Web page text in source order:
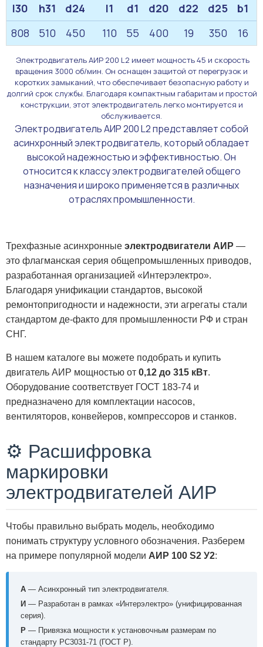
l30 h31 d24 l1 d1 d20 d22 d25 b1
808
510 450 110 55 400 19 350 16
Электродвигатель АИР 200 L2 имеет мощность 45 и скорость
вращения 3000 об/мин. Он оснащен защитой от перегрузок и
коротких замыканий, что обеспечивает безопасную работу и
долгий срок службы. Благодаря компактным габаритам и простой
конструкции, этот электродвигатель легко монтируется и
обслуживается.
Электродвигатель АИР 200 L2 представляет собой
асинхронный электродвигатель, который обладает
высокой надежностью и эффективностью. Он
относится к классу электродвигателей общего
назначения и широко применяется в различных
отраслях промышленности.
Трехфазные асинхронные электродвигатели АИР —
это флагманская серия общепромышленных приводов,
разработанная организацией «Интерэлектро».
Благодаря унификации стандартов, высокой
ремонтопригодности и надежности, эти агрегаты стали
стандартом де-факто для промышленности РФ и стран
СНГ.
В нашем каталоге вы можете подобрать и купить
двигатель АИР мощностью от 0,12 до 315 кВт.
Оборудование соответствует ГОСТ 183-74 и
предназначено для комплектации насосов,
вентиляторов, конвейеров, компрессоров и станков.
⚙️ Расшифровка
маркировки
электродвигателей АИР
Чтобы правильно выбрать модель, необходимо
понимать структуру условного обозначения. Разберем
на примере популярной модели АИР 100 S2 У2:
А — Асинхронный тип электродвигателя.
И — Разработан в рамках «Интерэлектро» (унифицированная
серия).
Р — Привязка мощности к установочным размерам по
стандарту РС3031-71 (ГОСТ Р).